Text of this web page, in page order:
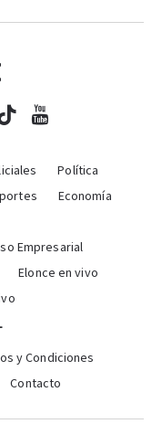
Política
Economía
Empresarial
Elonce en vivo
y Condiciones
Contacto